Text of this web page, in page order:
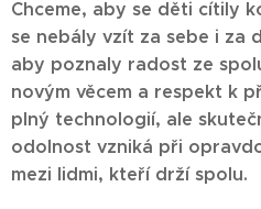
Chceme, aby se děti cítily
se nebály vzít za sebe i za
aby poznaly radost ze
novým věcem a respekt k
plný technologií, ale
odolnost vzniká při
mezi lidmi, kteří drží spolu.